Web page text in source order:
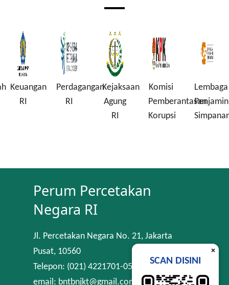
Keuangan
RI
Perdagangan
RI
Kejaksaan
Agung
RI
Komisi
Pemberantasan
Korupsi
Lembaga
Penjamin
Perum Percetakan
Negara RI
Jl. Percetakan Negara No. 21, Jakarta
Pusat, 10560
Telepon: (021) 4221701-05
email: bntbnjkt@gmail.com
×
SCAN DISINI